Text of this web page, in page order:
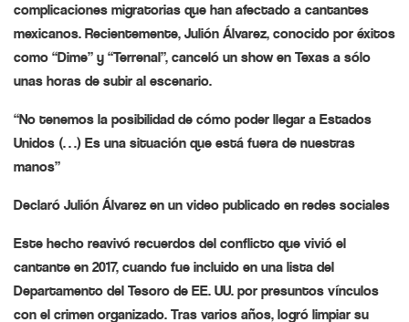
complicaciones migratorias que han afectado a cantantes
mexicanos. Recientemente, Julión Álvarez, conocido por éxitos
como “Dime” y “Terrenal”, canceló un show en Texas a sólo
unas horas de subir al escenario.
“No tenemos la posibilidad de cómo poder llegar a Estados
Unidos (…) Es una situación que está fuera de nuestras
manos”
Declaró Julión Álvarez en un video publicado en redes sociales
Este hecho reavivó recuerdos del conflicto que vivió el
cantante en 2017, cuando fue incluido en una lista del
Departamento del Tesoro de EE. UU. por presuntos vínculos
con el crimen organizado. Tras varios años, logró limpiar su